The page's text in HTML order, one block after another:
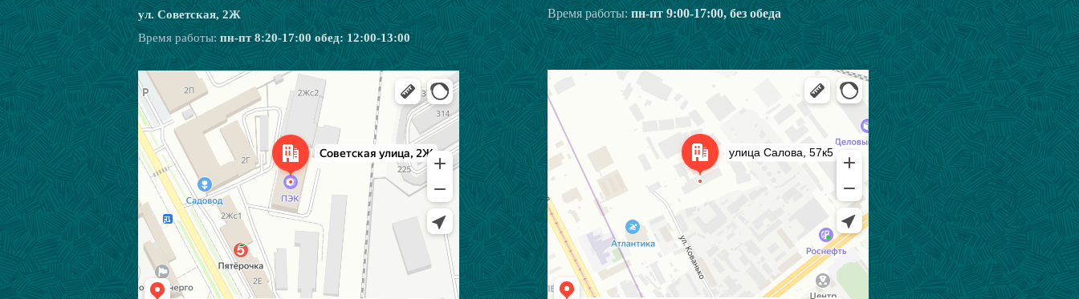
ул. Советская, 2Ж
Время работы: пн-пт 8:20-17:00 обед: 12:00-13:00
Воскресенск
Советская улица, 2Ж — Яндекс Карты
Время работы: пн-пт 9:00-17:00, без обеда
Улица Салова, 57к5 на карте Санкт‑Петербурга